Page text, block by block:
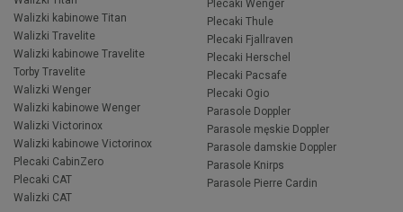
Walizki kabinowe Titan
Walizki Travelite
Walizki kabinowe Travelite
Torby Travelite
Walizki Wenger
Walizki kabinowe Wenger
Walizki Victorinox
Walizki kabinowe Victorinox
Plecaki CabinZero
Plecaki CAT
Walizki CAT
Plecaki Wenger
Plecaki Thule
Plecaki Fjallraven
Plecaki Herschel
Plecaki Pacsafe
Plecaki Ogio
Parasole Doppler
Parasole męskie Doppler
Parasole damskie Doppler
Parasole Knirps
Parasole Pierre Cardin